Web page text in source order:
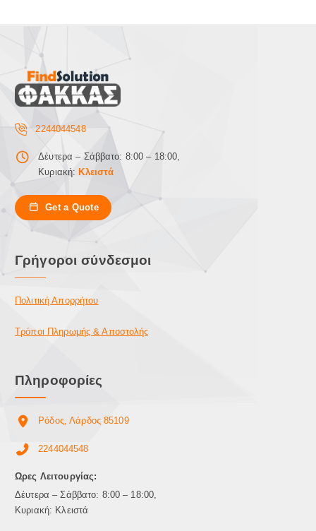
2244044548
Δέυτερα – Σάββατο: 8:00 – 18:00,
Κυριακή: Κλειστά
Get a Quote
Γρήγοροι σύνδεσμοι
Πολιτική Απορρήτου
Τρόποι Πληρωμής & Αποστολής
Πληροφορίες
Ρόδος, Λάρδος 85109
2244044548
Ωρες Λειτουργίας:
Δέυτερα – Σάββατο: 8:00 – 18:00,
Κυριακή: Κλειστά